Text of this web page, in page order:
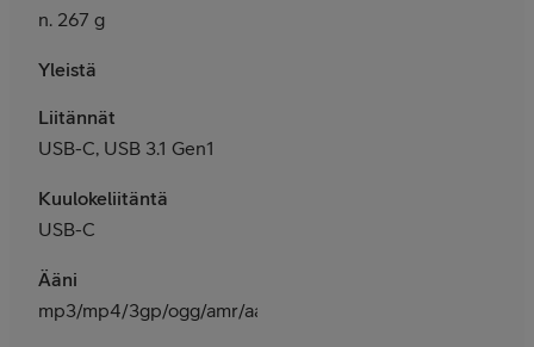
n. 267 g
Yleistä
Liitännät
USB-C, USB 3.1 Gen1
Kuulokeliitäntä
USB-C
Ääni
mp3/mp4/3gp/ogg/amr/aac/flac/wav/midi